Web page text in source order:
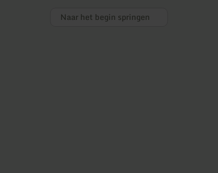
Naar het begin springen